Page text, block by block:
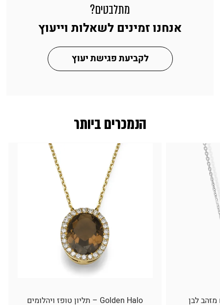
הנמכרים ביותר
מזהב לבן Golden Halo – תליון טופז ויהלומים
מתלבטים?
אנחנו זמינים לשאלות וייעוץ
לקביעת פגישת יעוץ